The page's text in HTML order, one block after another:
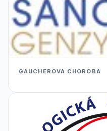
GAUCHEROVA CHOROBA